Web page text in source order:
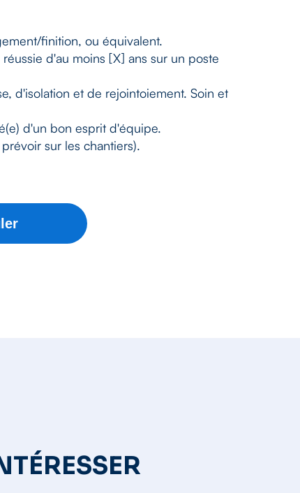
finition, ou équivalent.
d'au moins [X] ans sur un poste
d'isolation et de rejointoiement. Soin et
d'un bon esprit d'équipe.
sur les chantiers).